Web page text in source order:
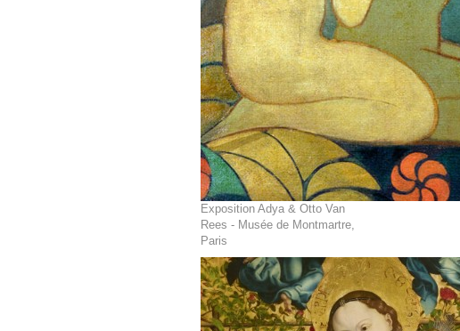
Exposition Adya & Otto Van
Rees - Musée de Montmartre,
Paris